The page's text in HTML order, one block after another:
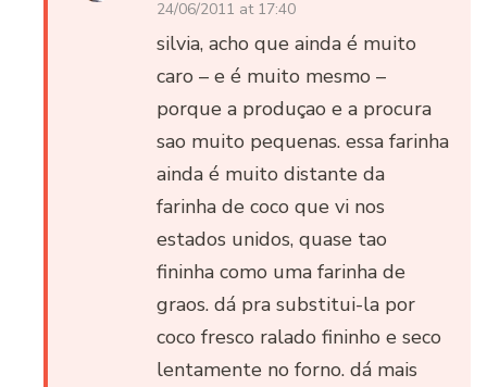
24/06/2011 at 17:40
silvia, acho que ainda é muito
caro – e é muito mesmo –
porque a produçao e a procura
sao muito pequenas. essa farinha
ainda é muito distante da
farinha de coco que vi nos
estados unidos, quase tao
fininha como uma farinha de
graos. dá pra substitui-la por
coco fresco ralado fininho e seco
lentamente no forno. dá mais